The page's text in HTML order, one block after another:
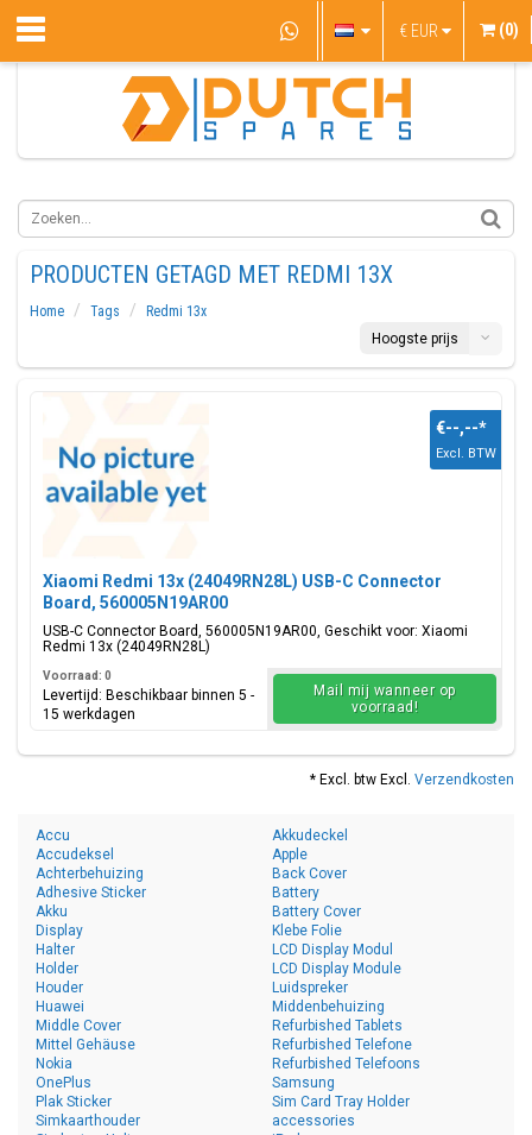
€ EUR (0)
PRODUCTEN GETAGD MET REDMI 13X
Home Tags
Redmi 13x
Hoogste prijs
Xiaomi Redmi 13x (24049RN28L) USB-C Connector
Board, 560005N19AR00
USB-C Connector Board, 560005N19AR00, Geschikt voor: Xiaomi
Redmi 13x (24049RN28L)
€--,--*
Excl. BTW
Voorraad: 0
Levertijd: Beschikbaar binnen 5 -
15 werkdagen
Mail mij wanneer op
voorraad!
* Excl. btw Excl. Verzendkosten
Accu
Accudeksel
Achterbehuizing
Adhesive Sticker
Akku
Akkudeckel
Apple
Back Cover
Battery
Battery Cover
Display
Halter
Holder
Houder
Huawei
Klebe Folie
LCD Display Modul
LCD Display Module
Luidspreker
Middenbehuizing
Middle Cover
Mittel Gehäuse
Nokia
OnePlus
Plak Sticker
Refurbished Tablets
Refurbished Telefone
Refurbished Telefoons
Samsung
Sim Card Tray Holder
Simkaarthouder
accessories